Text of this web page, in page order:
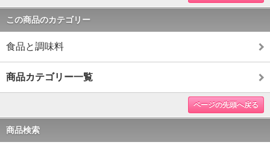
この商品のカテゴリー
食品と調味料
商品カテゴリー一覧
ページの先頭へ戻る
商品検索